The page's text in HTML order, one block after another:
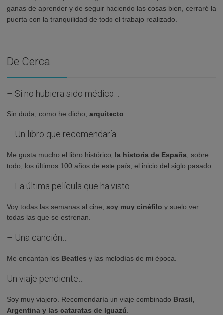
ganas de aprender y de seguir haciendo las cosas bien, cerraré la
puerta con la tranquilidad de todo el trabajo realizado.
De Cerca
– Si no hubiera sido médico…
Sin duda, como he dicho, arquitecto
– Un libro que recomendaría…
Me gusta mucho el libro histórico, la historia de España , sobre
todo, los últimos 100 años de este país, el inicio del siglo pasado.
– La última película que ha visto…
Voy todas las semanas al cine, soy muy cinéfilo y suelo ver
todas las que se estrenan.
– Una canción…
Me encantan los Beatles y las melodías de mi época.
Un viaje pendiente…
Soy muy viajero. Recomendaría un viaje combinado Brasil,
Argentina y las cataratas de Iguazú